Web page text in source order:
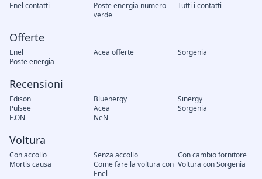
Enel contatti
Poste energia numero
verde
Tutti i contatti
Offerte
Enel Acea offerte
Sorgenia
Poste energia
Recensioni
Edison Bluenergy
Sinergy
Pulsee
Acea
Sorgenia
E.ON
NeN
Voltura
Con accollo Senza accollo
Con cambio fornitore
Mortis causa
Come fare la voltura con
Enel
Voltura con Sorgenia